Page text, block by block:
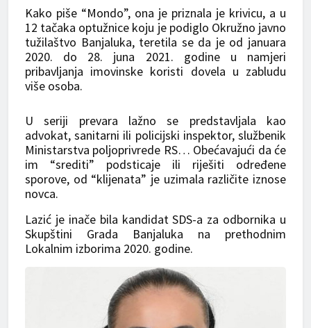
Kako piše “Mondo”, ona je priznala je krivicu, a u
12 tačaka optužnice koju je podiglo Okružno javno
tužilaštvo Banjaluka, teretila se da je od januara
2020. do 28. juna 2021. godine u namjeri
pribavljanja imovinske koristi dovela u zabludu
više osoba.
U seriji prevara lažno se predstavljala kao
advokat, sanitarni ili policijski inspektor, službenik
Ministarstva poljoprivrede RS… Obećavajući da će
im “srediti” podsticaje ili riješiti određene
sporove, od “klijenata” je uzimala različite iznose
novca.
Lazić je inače bila kandidat SDS-a za odbornika u
Skupštini Grada Banjaluka na prethodnim
Lokalnim izborima 2020. godine.